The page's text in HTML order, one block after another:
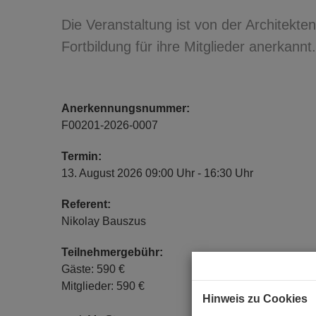
Die Veranstaltung ist von der
Fortbildung für ihre Mitglieder anerkannt.
Anerkennungsnummer:
F00201-2026-0007
Termin:
13. August 2026 09:00 Uhr - 16:30 Uhr
Referent:
Nikolay Bauszus
Teilnehmergebühr:
Gäste: 590 €
Mitglieder: 590 €
Hinweis zu Cookies